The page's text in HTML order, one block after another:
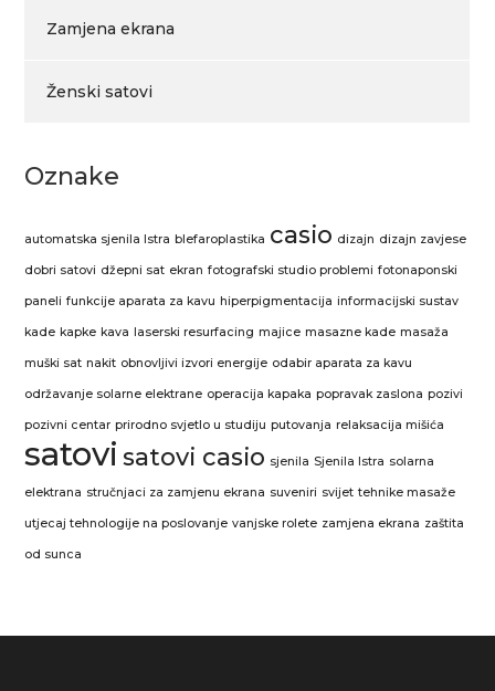
Zamjena ekrana
Ženski satovi
Oznake
automatska sjenila Istra blefaroplastika casio dizajn dizajn zavjese
dobri satovi džepni sat ekran fotografski studio problemi fotonaponski
paneli funkcije aparata za kavu hiperpigmentacija informacijski sustav
kade kapke kava laserski resurfacing majice masazne kade masaža
muški sat nakit obnovljivi izvori energije odabir aparata za kavu
održavanje solarne elektrane operacija kapaka popravak zaslona pozivi
pozivni centar prirodno svjetlo u studiju putovanja relaksacija mišića
satovi satovi casio sjenila Sjenila Istra solarna
elektrana stručnjaci za zamjenu ekrana suveniri svijet tehnike masaže
utjecaj tehnologije na poslovanje vanjske rolete zamjena ekrana zaštita
od sunca